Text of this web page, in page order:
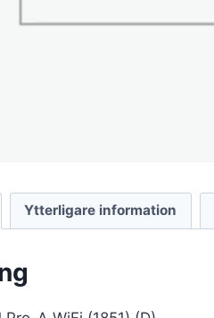
Ytterligare information